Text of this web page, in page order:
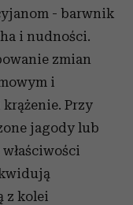
- barwnik
i nudności.
zmian
i
Przy
jagody lub
z kolei